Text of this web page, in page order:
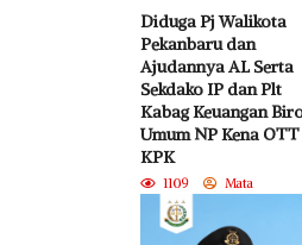
Diduga Pj Walikota
Pekanbaru dan
Ajudannya AL Serta
Sekdako IP dan Plt
Kabag Keuangan
Umum NP Kena OTT
KPK
1109 Mata